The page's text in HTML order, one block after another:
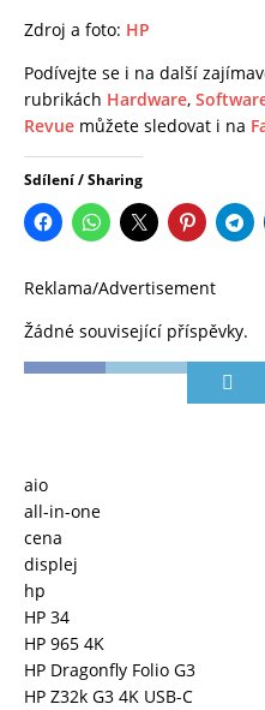
Zdroj a foto: HP
Podívejte se i na další
rubrikách Hardware,
Revue můžete sledovat i na
Sdílení / Sharing
Reklama/Advertisement
Žádné související příspěvky.
aio
all-in-one
cena
displej
hp
HP 34
HP 965 4K
HP Dragonfly Folio G3
HP Z32k G3 4K USB-C